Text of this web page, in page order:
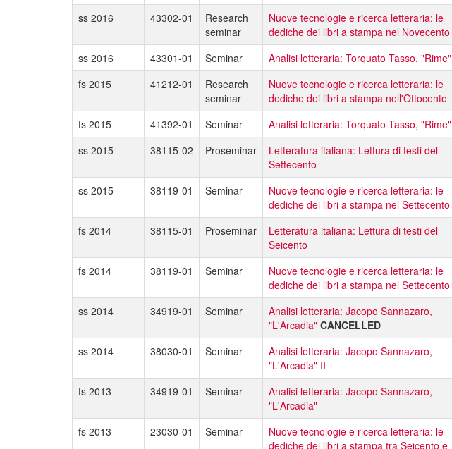
ss 2016 43302-01
Research
seminar
Nuove tecnologie e ricerca letteraria: le
dediche dei libri a stampa nel Novecento
ss 2016 43301-01 Seminar Analisi letteraria: Torquato Tasso, "Rime"
fs 2015
41212-01
Research
seminar
Nuove tecnologie e ricerca letteraria: le
dediche dei libri a stampa nell'Ottocento
fs 2015 41392-01 Seminar Analisi letteraria: Torquato Tasso, "Rime"
ss 2015
38115-02 Proseminar
Letteratura italiana: Lettura di testi del
Settecento
ss 2015 38119-01 Seminar
Nuove tecnologie e ricerca letteraria: le
dediche dei libri a stampa nel Settecento
fs 2014 38115-01 Proseminar
Letteratura italiana: Lettura di testi del
Seicento
fs 2014 38119-01 Seminar
Nuove tecnologie e ricerca letteraria: le
dediche dei libri a stampa nel Settecento
ss 2014 34919-01 Seminar
Analisi letteraria: Jacopo Sannazaro,
"L'Arcadia" CANCELLED
ss 2014 38030-01 Seminar
Analisi letteraria: Jacopo Sannazaro,
"L'Arcadia" II
fs 2013 34919-01 Seminar
Analisi letteraria: Jacopo Sannazaro,
"L'Arcadia"
fs 2013 23030-01 Seminar
Nuove tecnologie e ricerca letteraria: le
dediche dei libri a stampa tra Seicento e